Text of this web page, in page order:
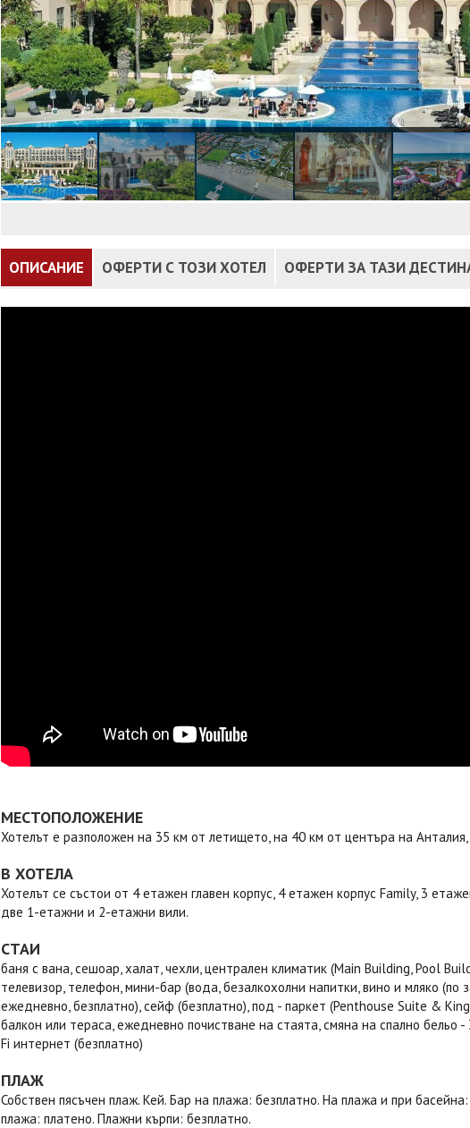
ОПИСАНИЕ ОФЕРТИ С ТОЗИ ХОТЕЛ ОФЕРТИ ЗА ТАЗИ
МЕСТОПОЛОЖЕНИЕ
Хотелът е разположен на 35 км от летището, на 40 км от центъра на
В ХОТЕЛА
Хотелът се състои от 4 етажен главен корпус, 4 етажен корпус Family, 3
две 1-етажни и 2-етажни вили.
СТАИ
баня с вана, сешоар, халат, чехли, централен климатик (Main Building, Pool
телевизор, телефон, мини-бар (вода, безалкохолни напитки, вино и мляко
ежедневно, безплатно), сейф (безплатно), под - паркет (Penthouse Suite &
балкон или тераса, ежедневно почистване на стаята, смяна на спално бельо
Fi интернет (безплатно)
ПЛАЖ
Собствен пясъчен плаж. Кей. Бар на плажа: безплатно. На плажа и при
плажа: платено. Плажни кърпи: безплатно.